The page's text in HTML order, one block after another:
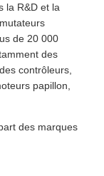
la R&D et la
de 20 000
des
contrôleurs,
papillon,
des marques